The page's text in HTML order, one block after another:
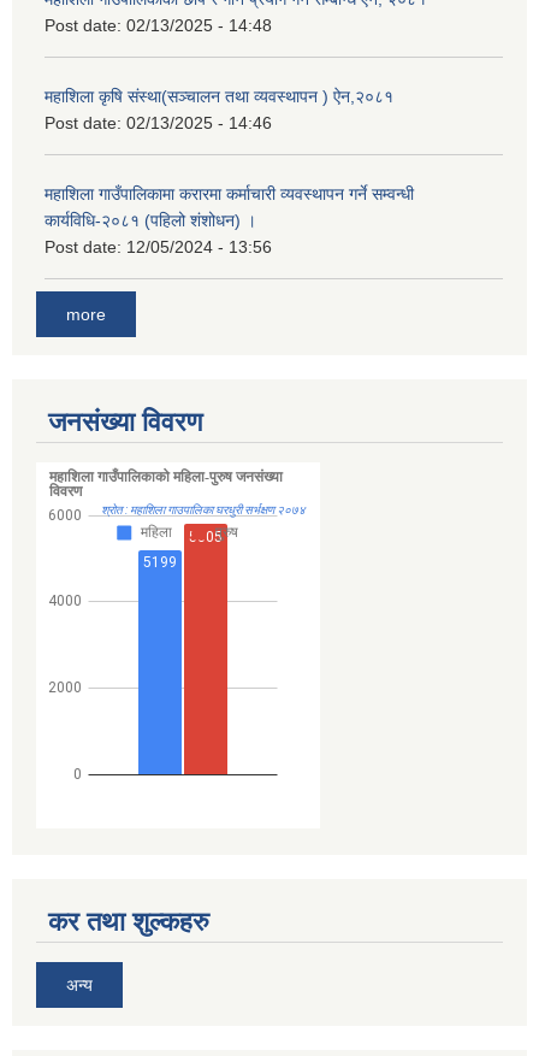
Post date: 02/13/2025 - 14:48
महाशिला कृषि संस्था(सञ्चालन तथा व्यवस्थापन ) ऐन,२०८१
Post date: 02/13/2025 - 14:46
महाशिला गाउँपालिकामा करारमा कर्माचारी व्यवस्थापन गर्ने सम्वन्धी
कार्यविधि-२०८१ (पहिलो शंशोधन) ।
Post date: 12/05/2024 - 13:56
more
जनसंख्या विवरण
कर तथा शुल्कहरु
अन्य